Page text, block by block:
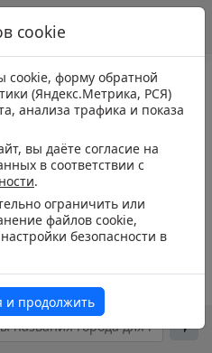
cookie
cookie, форму обратной
(Яндекс.Метрика, РСЯ)
анализа трафика и показа
вы даёте согласие на
в соответствии с
.
ограничить или
файлов cookie,
безопасности в
и продолжить